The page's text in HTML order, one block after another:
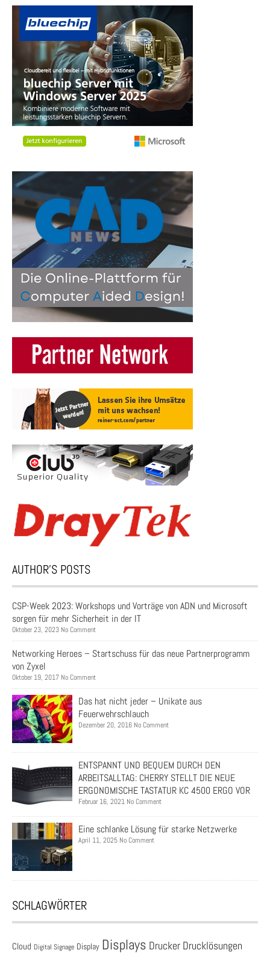
AUTHOR’S POSTS
CSP-Week 2023: Workshops und Vorträge von ADN und Microsoft
sorgen für mehr Sicherheit in der IT
Oktober 23, 2023 No Comment
Networking Heroes – Startschuss für das neue Partnerprogramm
von Zyxel
Oktober 19, 2017 No Comment
Das hat nicht jeder – Unikate aus
Feuerwehrschlauch
Dezember 20, 2016 No Comment
ENTSPANNT UND BEQUEM DURCH DEN
ARBEITSALLTAG: CHERRY STELLT DIE NEUE
ERGONOMISCHE TASTATUR KC 4500 ERGO VOR
Februar 16, 2021 No Comment
Eine schlanke Lösung für starke Netzwerke
April 11, 2025 No Comment
SCHLAGWÖRTER
Cloud Digital Signage Display Displays Drucker Drucklösungen